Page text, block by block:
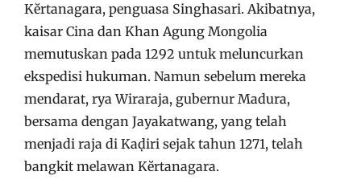
Kĕrtanagara, penguasa Singhasari. Akibatnya,
kaisar Cina dan Khan Agung Mongolia
memutuskan pada 1292 untuk meluncurkan
ekspedisi hukuman. Namun sebelum mereka
mendarat, rya Wiraraja, gubernur Madura,
bersama dengan Jayakatwang, yang telah
menjadi raja di Kaḍiri sejak tahun 1271, telah
bangkit melawan Kĕrtanagara.